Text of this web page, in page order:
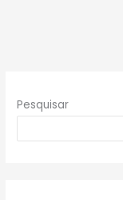
Pesquisar